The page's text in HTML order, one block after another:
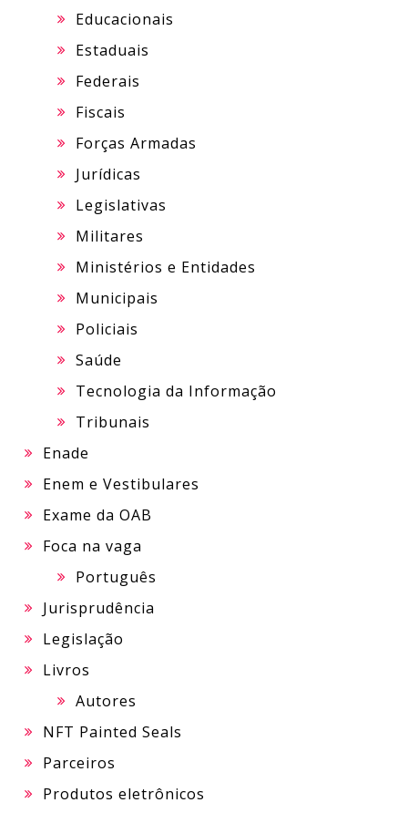
Educacionais
Estaduais
Federais
Fiscais
Forças Armadas
Jurídicas
Legislativas
Militares
Ministérios e Entidades
Municipais
Policiais
Saúde
Tecnologia da Informação
Tribunais
Enade
Enem e Vestibulares
Exame da OAB
Foca na vaga
Português
Jurisprudência
Legislação
Livros
Autores
NFT Painted Seals
Parceiros
Produtos eletrônicos